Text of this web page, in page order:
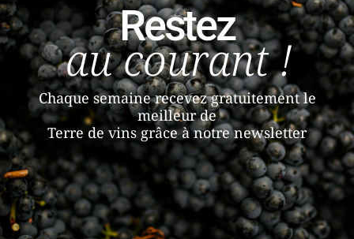
Restez
au courant !
Chaque semaine recevez gratuitement le
meilleur de
Terre de vins grâce à notre newsletter